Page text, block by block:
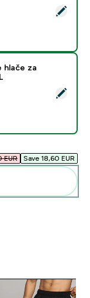
Tempo Panel
tkane kratke hlače
hlače za
EUR‎ Save 18,60 EUR‎